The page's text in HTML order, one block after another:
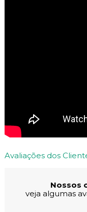
Avaliações dos
Nossos
veja algumas